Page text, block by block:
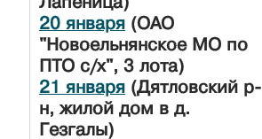
20 января (ОАО
"Новоельнянское МО по
ПТО с/х", 3 лота)
21 января (Дятловский р-
н, жилой дом в д.
Гезгалы)